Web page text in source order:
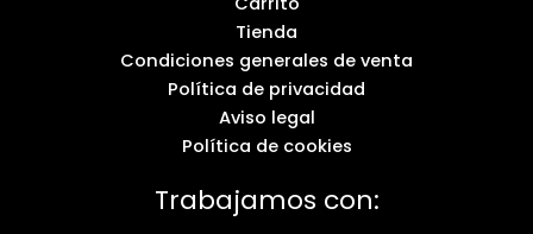
Tienda
Condiciones generales de venta
Política de privacidad
Aviso legal
Política de cookies
Trabajamos con: